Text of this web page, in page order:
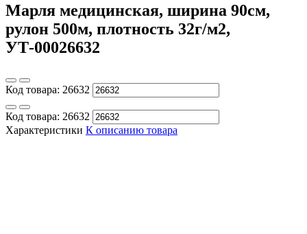
Марля медицинская, ширина 90см,
рулон 500м, плотность 32г/м2,
УТ-00026632
Код товара: 26632
Код товара: 26632
Характеристики К описанию товара